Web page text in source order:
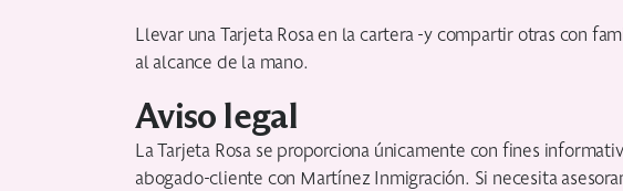
Llevar una Tarjeta Rosa en la cartera -y compartir otras con
al alcance de la mano.
Aviso legal
La Tarjeta Rosa se proporciona únicamente con fines
abogado-cliente con Martínez Inmigración. Si necesita